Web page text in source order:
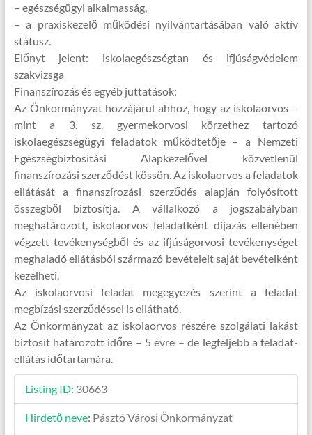
– egészségügyi alkalmasság,
– a praxiskezelő működési nyilvántartásában való aktív
státusz.
Előnyt jelent: iskolaegészségtan és ifjúságvédelem
szakvizsga
Finanszírozás és egyéb juttatások:
Az Önkormányzat hozzájárul ahhoz, hogy az iskolaorvos –
mint a 3. sz. gyermekorvosi körzethez tartozó
iskolaegészségügyi feladatok működtetője – a Nemzeti
Egészségbiztosítási Alapkezelővel közvetlenül
finanszírozási szerződést kössön. Az iskolaorvos a feladatok
ellátását a finanszírozási szerződés alapján folyósított
összegből biztosítja. A vállalkozó a jogszabályban
meghatározott, iskolaorvos feladatként díjazás ellenében
végzett tevékenységből és az ifjúságorvosi tevékenységet
meghaladó ellátásból származó bevételeit saját bevételként
kezelheti.
Az iskolaorvosi feladat megegyezés szerint a feladat
megbízási szerződéssel is ellátható.
Az Önkormányzat az iskolaorvos részére szolgálati lakást
biztosít határozott időre – 5 évre – de legfeljebb a feladat-
ellátás időtartamára.
Listing ID: 30663
Hirdető neve: Pásztó Városi Önkormányzat